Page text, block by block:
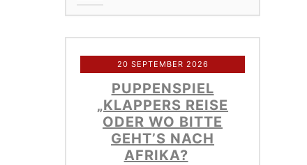
20 SEPTEMBER 2026
PUPPENSPIEL
„KLAPPERS REISE
ODER WO BITTE
GEHT’S NACH
AFRIKA?